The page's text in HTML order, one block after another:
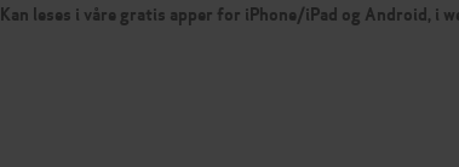
Kan leses i våre gratis apper for iPhone/iPad og Android, i